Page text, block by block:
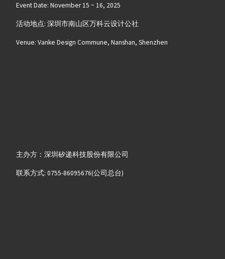
Event Date: November 15 ~ 16, 2025
活动地点: 深圳市南山区万科云设计公社
Venue: Vanke Design Commune, Nanshan, Shenzhen
主办方：深圳矽递科技股份有限公司
联系方式: 0755-86095676(公司总台)